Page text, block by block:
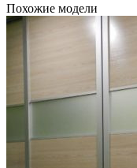
Похожие модели